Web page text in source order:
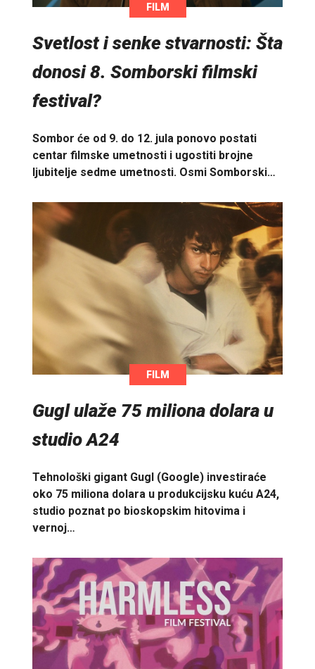
FILM
Svetlost i senke stvarnosti: Šta
donosi 8. Somborski filmski
festival?
Sombor će od 9. do 12. jula ponovo postati
centar filmske umetnosti i ugostiti brojne
ljubitelje sedme umetnosti. Osmi Somborski…
FILM
Gugl ulaže 75 miliona dolara u
studio A24
Tehnološki gigant Gugl (Google) investiraće
oko 75 miliona dolara u produkcijsku kuću A24,
studio poznat po bioskopskim hitovima i
vernoj…